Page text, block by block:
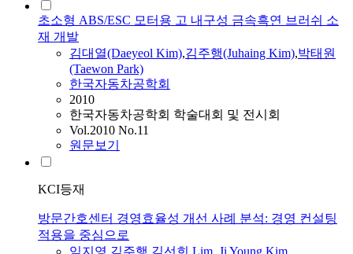
초소형 ABS/ESC 모터용 고 내구성 금속흑연 브러쉬 소
재 개발
김대열(Daeyeol Kim),김주행(Juhaing Kim),박태원
(Taewon Park)
한국자동차공학회
2010
한국자동차공학회 학술대회 및 전시회
Vol.2010 No.11
원문보기
KCI등재
방문간호센터 경영효율성 개선 사례 분석: 경영 컨설팅
적용을 중심으로